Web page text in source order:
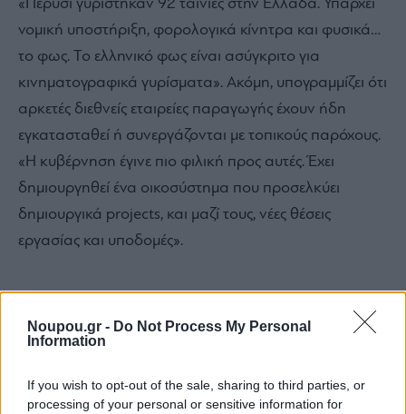
Noupou.gr - Do Not Process My Personal
Information
If you wish to opt-out of the sale, sharing to third parties, or
processing of your personal or sensitive information for
«Πέρυσι γυρίστηκαν 92 ταινίες στην Ελλάδα. Υπάρχει
νομική υποστήριξη, φορολογικά κίνητρα και φυσικά…
το φως. Το ελληνικό φως είναι ασύγκριτο για
κινηματογραφικά γυρίσματα». Ακόμη, υπογραμμίζει ότι
αρκετές διεθνείς εταιρείες παραγωγής έχουν ήδη
εγκατασταθεί ή συνεργάζονται με τοπικούς παρόχους.
«Η κυβέρνηση έγινε πιο φιλική προς αυτές. Έχει
δημιουργηθεί ένα οικοσύστημα που προσελκύει
δημιουργικά projects, και μαζί τους, νέες θέσεις
εργασίας και υποδομές».
ψυχή
Crosby μιλά με ενθουσιασμό για τη ζωή στα Νότια